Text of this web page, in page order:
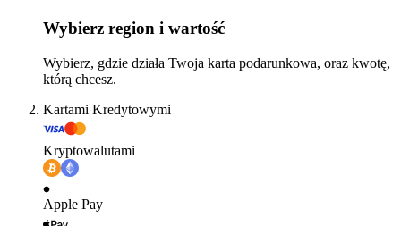
Wybierz region i wartość
Wybierz, gdzie działa Twoja karta podarunkowa, oraz kwotę,
którą chcesz.
Kartami Kredytowymi
Kryptowalutami
Apple Pay